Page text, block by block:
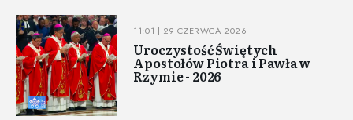
11:01 | 29 CZERWCA 2026
Uroczystość Świętych
Apostołów Piotra i Pawła w
Rzymie - 2026